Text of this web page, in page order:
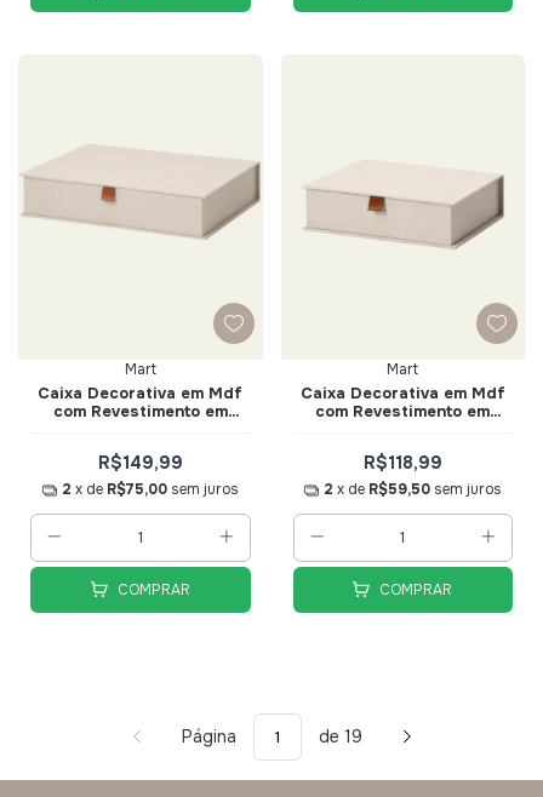
Mart
Caixa Decorativa em Mdf
com Revestimento em
R$149,99
2 x de R$75,00 sem juros
COMPRAR
Mart
Caixa Decorativa em Mdf
com Revestimento em
R$118,99
2 x de R$59,50 sem juros
COMPRAR
Página de 19